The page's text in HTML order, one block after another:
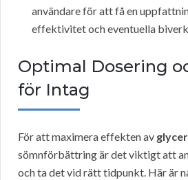
användare för att få en
effektivitet och eventuella
Optimal Dosering
för Intag
För att maximera effekten av
sömnförbättring är det viktigt att
och ta det vid rätt tidpunkt. Här är